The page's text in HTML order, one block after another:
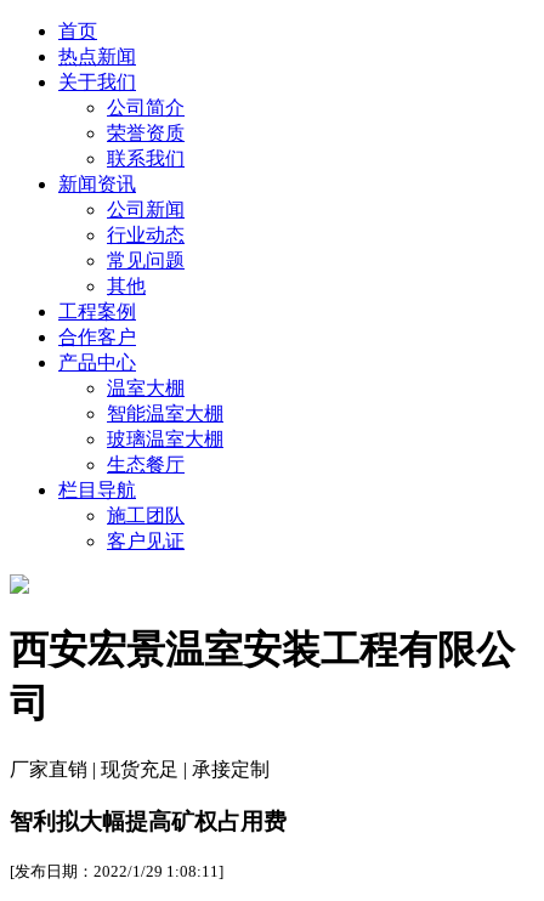
首页
热点新闻
关于我们
公司简介
荣誉资质
联系我们
新闻资讯
公司新闻
行业动态
常见问题
其他
工程案例
合作客户
产品中心
温室大棚
智能温室大棚
玻璃温室大棚
生态餐厅
栏目导航
施工团队
客户见证
西安宏景温室安装工程有限公
司
厂家直销 | 现货充足 | 承接定制
智利拟大幅提高矿权占用费
[发布日期：2022/1/29 1:08:11]